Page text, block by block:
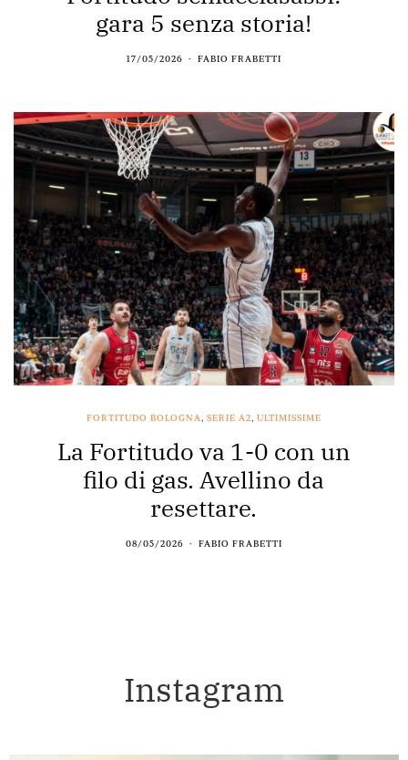
gara 5 senza storia!
17/05/2026 FABIO FRABETTI
FORTITUDO BOLOGNA, SERIE A2, ULTIMISSIME
La Fortitudo va 1-0 con un
filo di gas. Avellino da
resettare.
08/05/2026 FABIO FRABETTI
Instagram